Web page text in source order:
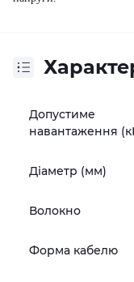
Допустиме
навантаження
Діаметр (мм)
Волокно
Форма кабелю